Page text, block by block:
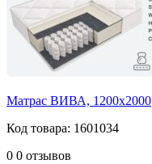
Матрас ВИВА, 1200х2000
Код товара: 1601034
0 0 отзывов